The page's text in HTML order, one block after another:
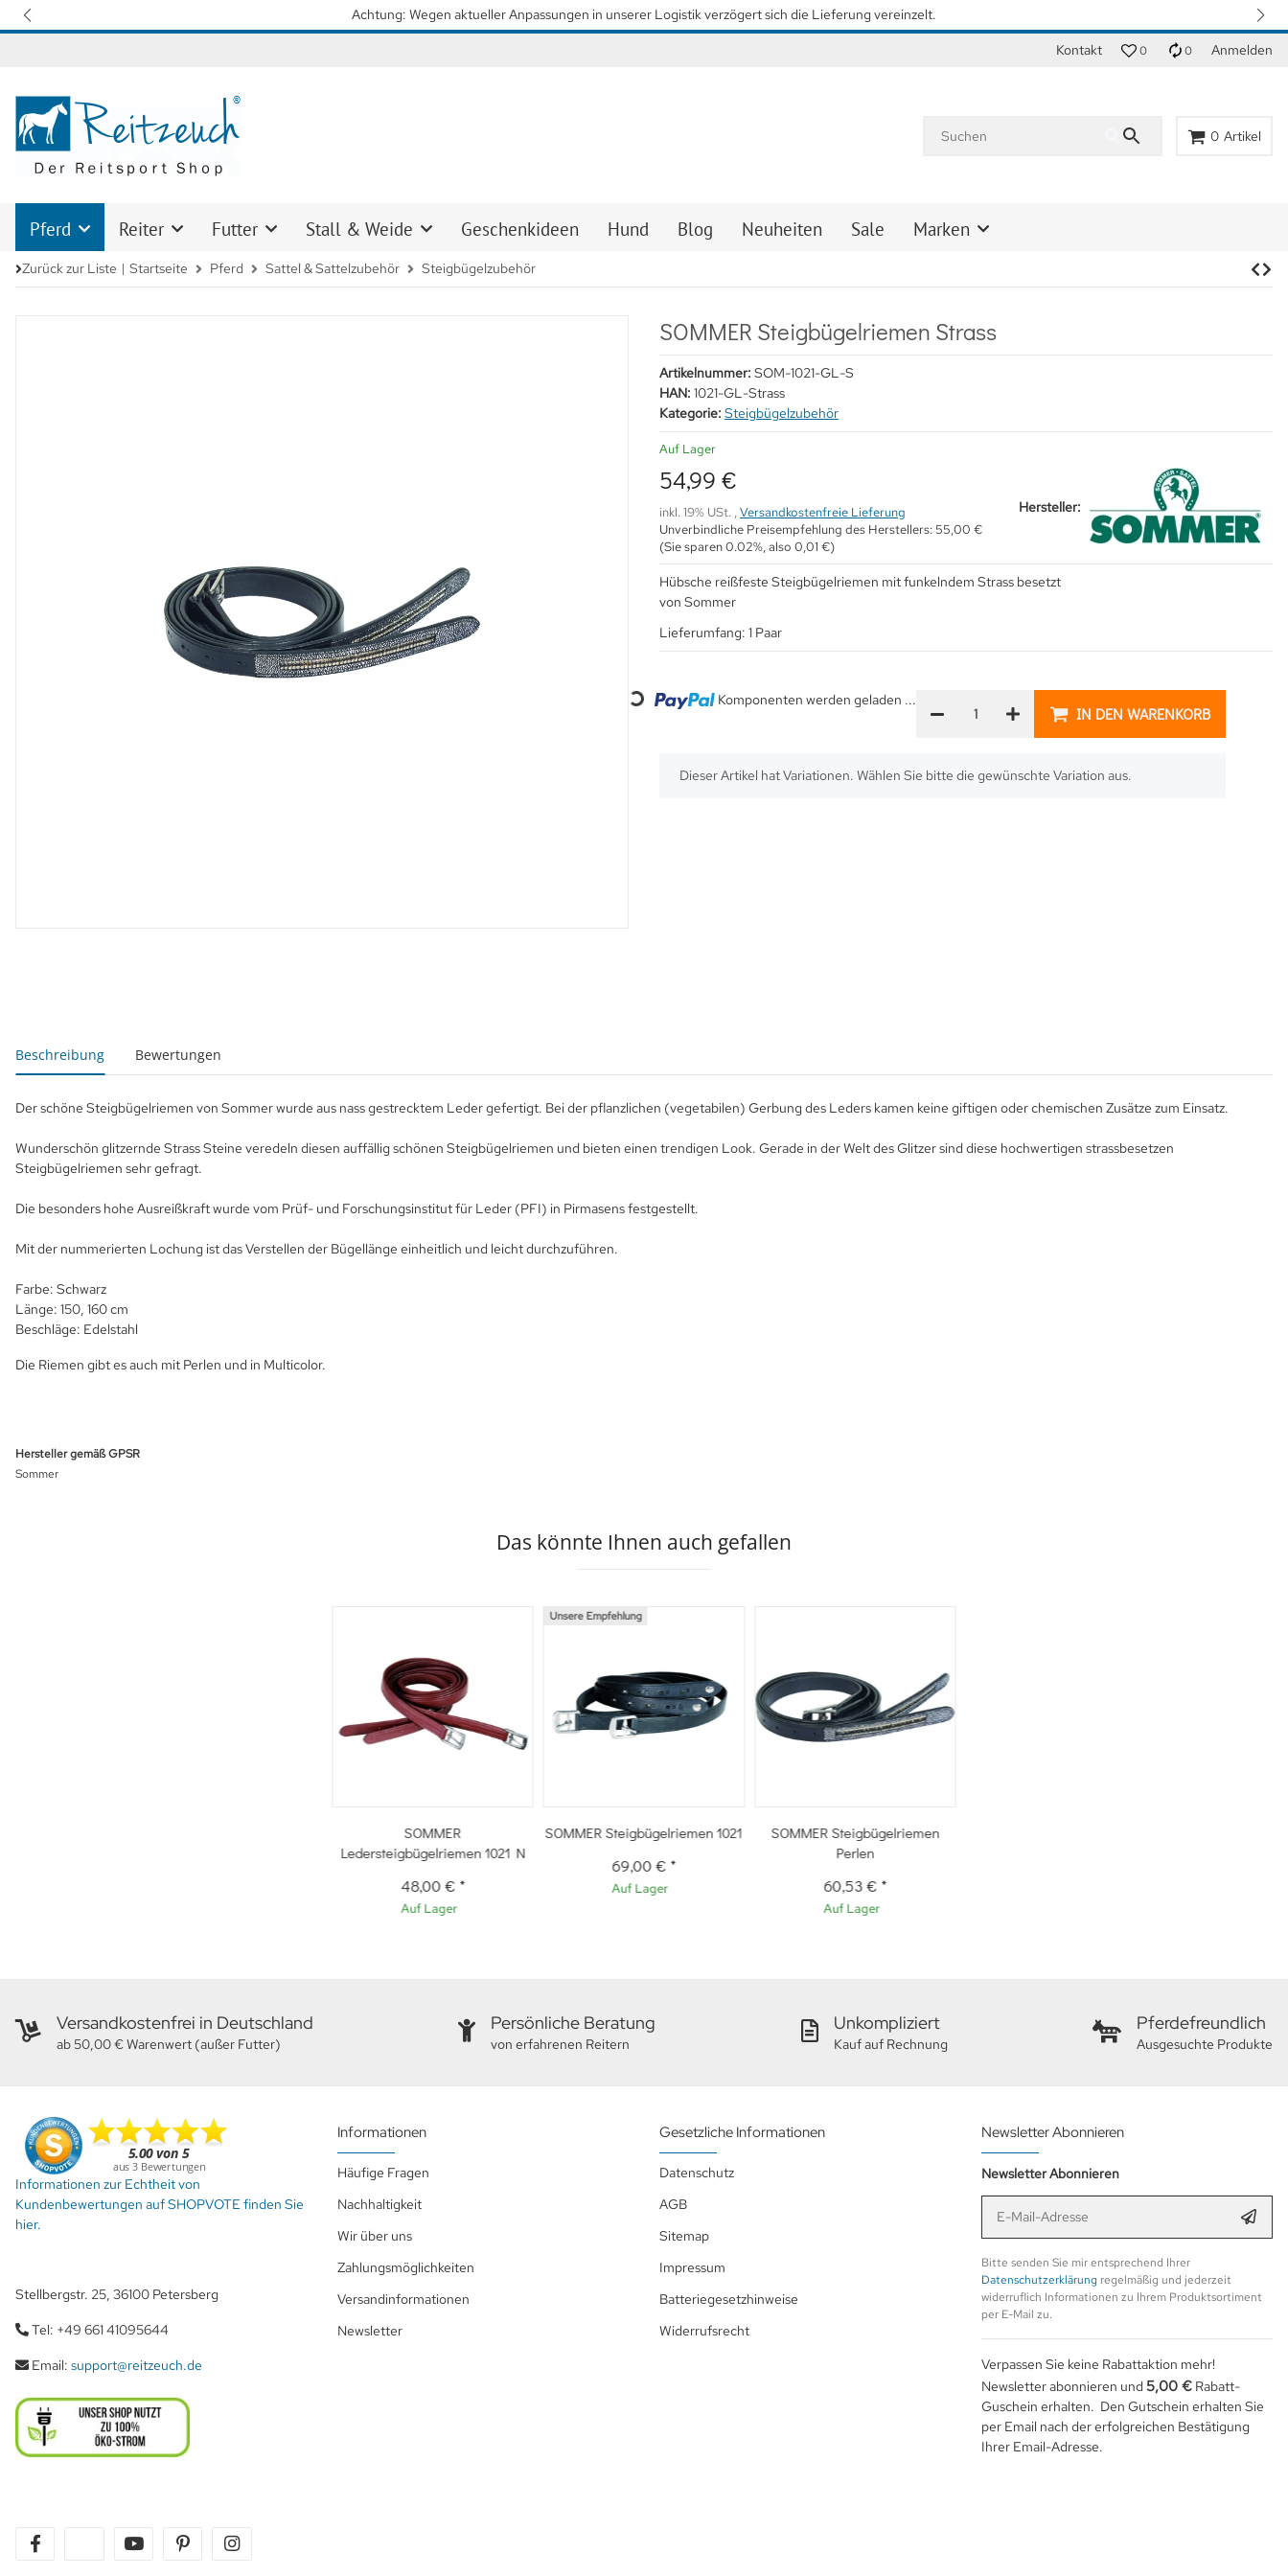
Wir arbeiten mit Hochdruck daran, so schnell wie möglich wieder unsere gewohnten Lieferzeiten zu erreichen. Vielen Dank für Ihr Verständnis.
Kontakt 0 0 Anmelden
0 Artikel
Pferd Reiter Futter Stall & Weide Geschenkideen Hund Blog Neuheiten Sale Marken
Zurück zur Liste Startseite Pferd Sattel & Sattelzubehör Steigbügelzubehör
SOMMER Steigbügelriemen Strass
Artikelnummer: SOM-1021-GL-S
HAN: 1021-GL-Strass
Kategorie: Steigbügelzubehör
Auf Lager
54,99 €
inkl. 19% USt. ,Versandkostenfreie Lieferung
Unverbindliche Preisempfehlung des Herstellers: 55,00 €
(Sie sparen0.02%, also 0,01 €)
Hersteller:
Hübsche reißfeste Steigbügelriemen mit funkelndem Strass besetzt
von Sommer
Lieferumfang: 1 Paar
IN DEN WARENKORB
Loading... Komponenten werden geladen ...
x
Dieser Artikel hat Variationen. Wählen Sie bitte die gewünschte Variation aus.
Beschreibung Bewertungen
Der schöne Steigbügelriemen von Sommer wurde aus nass gestrecktem Leder gefertigt. Bei der pflanzlichen (vegetabilen) Gerbung des Leders kamen keine giftigen oder chemischen Zusätze zum Einsatz.
Wunderschön glitzernde Strass Steine veredeln diesen auffällig schönen Steigbügelriemen und bieten einen trendigen Look. Gerade in der Welt des Glitzer sind diese hochwertigen strassbesetzen
Steigbügelriemen sehr gefragt.
Die besonders hohe Ausreißkraft wurde vom Prüf- und Forschungsinstitut für Leder (PFI) in Pirmasens festgestellt.
Mit der nummerierten Lochung ist das Verstellen der Bügellänge einheitlich und leicht durchzuführen.
Farbe: Schwarz
Länge: 150, 160 cm
Beschläge: Edelstahl
Die Riemen gibt es auch mit Perlen und in Multicolor.
Hersteller gemäß GPSR
Sommer
Das könnte Ihnen auch gefallen
SOMMER
Ledersteigbügelriemen 1021 N
48,00 € *
Auf Lager
Unsere Empfehlung
SOMMER Steigbügelriemen 1021
69,00 € *
Auf Lager
SOMMER Steigbügelriemen
Perlen
60,53 € *
Auf Lager
Versandkostenfrei in Deutschland
ab 50,00 € Warenwert (außer Futter)
Persönliche Beratung
von erfahrenen Reitern
Unkompliziert
Kauf auf Rechnung
Pferdefreundlich
Ausgesuchte Produkte
Informationen zur Echtheit von
Kundenbewertungen auf SHOPVOTE finden Sie
hier.
Stellbergstr. 25, 36100 Petersberg
Tel: +49 661 41095644
Email: support@reitzeuch.de
twitter youtube pinterest
Informationen
Häufige Fragen
Nachhaltigkeit
Wir über uns
Zahlungsmöglichkeiten
Versandinformationen
Newsletter
Gesetzliche Informationen
Datenschutz
AGB
Sitemap
Impressum
Batteriegesetzhinweise
Widerrufsrecht
Newsletter Abonnieren
Newsletter Abonnieren
Bitte senden Sie mir entsprechend Ihrer
Datenschutzerklärung regelmäßig und jederzeit
widerruflich Informationen zu Ihrem Produktsortiment
per E-Mail zu.
Verpassen Sie keine Rabattaktion mehr!
Newsletter abonnieren und 5,00 € Rabatt-
Guschein erhalten. Den Gutschein erhalten Sie
per Email nach der erfolgreichen Bestätigung
Ihrer Email-Adresse.